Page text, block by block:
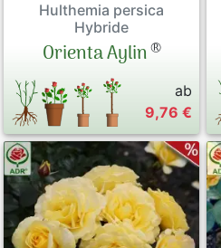
Hulthemia persica
Hybride
Orienta Aylin®
ab
9,76 €